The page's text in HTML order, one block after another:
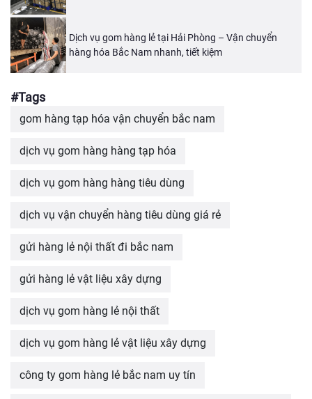
Dịch vụ gom hàng lẻ tại Hải Phòng – Vận chuyển
hàng hóa Bắc Nam nhanh, tiết kiệm
#Tags
gom hàng tạp hóa vận chuyển bắc nam
dịch vụ gom hàng hàng tạp hóa
dịch vụ gom hàng hàng tiêu dùng
dịch vụ vận chuyển hàng tiêu dùng giá rẻ
gửi hàng lẻ nội thất đi bắc nam
gửi hàng lẻ vật liệu xây dựng
dịch vụ gom hàng lẻ nội thất
dịch vụ gom hàng lẻ vật liệu xây dựng
công ty gom hàng lẻ bắc nam uy tín